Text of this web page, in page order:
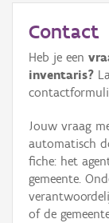
Erfgoedobject
Aanduidingsobject
Waarneming
Thema
Gebeurtenis
Contact
Heb je een
inventaris?
Jouw vraag
automatisch
fiche: het
gemeente.
of de